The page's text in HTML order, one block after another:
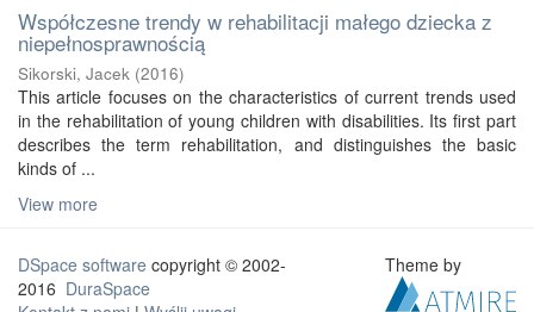
Współczesne trendy w rehabilitacji małego dziecka z
niepełnosprawnością
Sikorski, Jacek (2016)
This article focuses on the characteristics of current trends used
in the rehabilitation of young children with disabilities. Its first part
describes the term rehabilitation, and distinguishes the basic
kinds of ...
View more
DSpace software copyright © 2002-
2016 DuraSpace
Theme by